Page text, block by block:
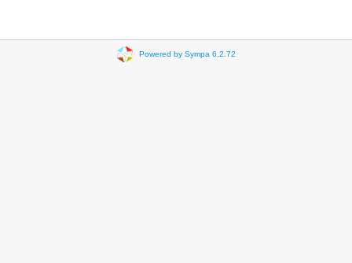
Powered by Sympa 6.2.72